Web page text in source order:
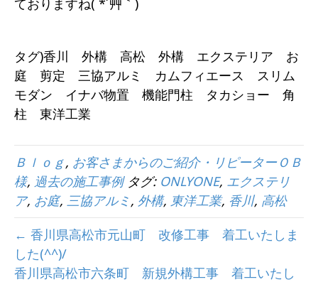
タグ)香川 外構 高松 外構 エクステリア お
庭 剪定 三協アルミ カムフィエース スリム
モダン イナバ物置 機能門柱 タカショー 角
柱 東洋工業
Ｂｌｏｇ, お客さまからのご紹介・リピーターＯＢ
様, 過去の施工事例タグ: ONLYONE, エクステリ
ア, お庭, 三協アルミ, 外構, 東洋工業, 香川, 高松
← 香川県高松市元山町 改修工事 着工いたしま
した(^^)/
香川県高松市六条町 新規外構工事 着工いたし